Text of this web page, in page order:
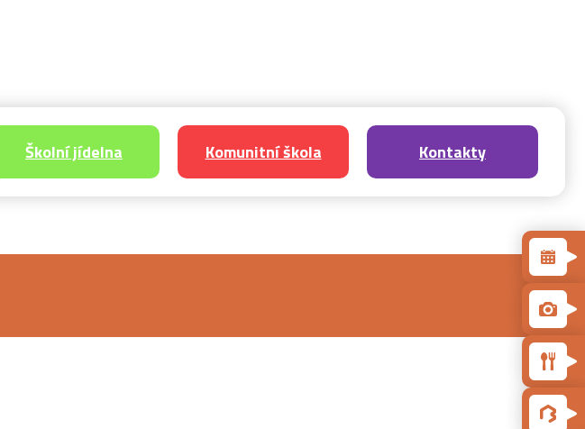
Školní jídelna Komunitní škola Kontakty